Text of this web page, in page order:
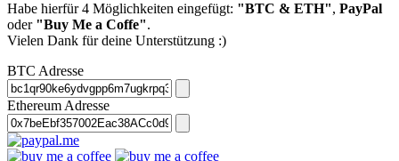
Habe hierfür 4 Möglichkeiten eingefügt: "BTC & ETH", PayPal
oder "Buy Me a Coffe".
Vielen Dank für deine Unterstützung :)
BTC Adresse
Ethereum Adresse